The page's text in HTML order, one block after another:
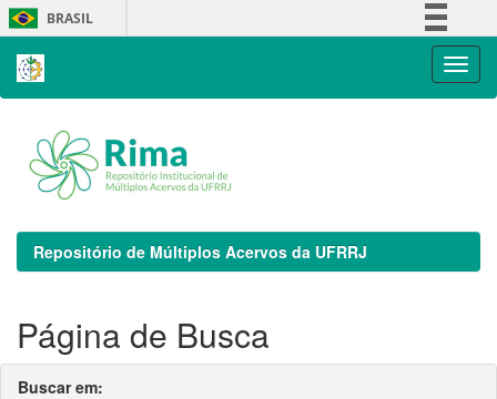
Skip
navigation
BRASIL
Repositório de Múltiplos Acervos da UFRRJ
Página de Busca
Buscar em: